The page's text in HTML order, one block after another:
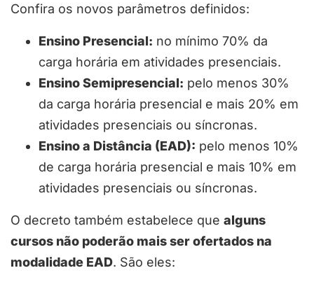
Confira os novos parâmetros definidos:
Ensino Presencial: no mínimo 70% da
carga horária em atividades presenciais.
Ensino Semipresencial: pelo menos 30%
da carga horária presencial e mais 20% em
atividades presenciais ou síncronas.
Ensino a Distância (EAD): pelo menos 10%
de carga horária presencial e mais 10% em
atividades presenciais ou síncronas.
O decreto também estabelece que alguns
cursos não poderão mais ser ofertados na
modalidade EAD. São eles: